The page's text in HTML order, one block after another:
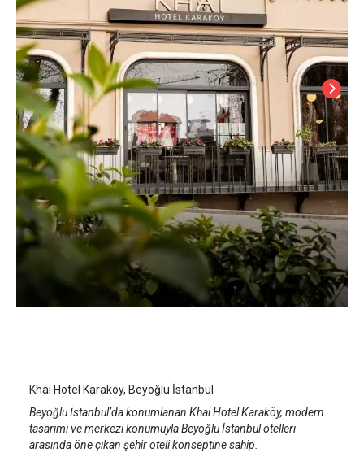
Khai Hotel Karaköy, Beyoğlu İstanbul
Beyoğlu İstanbul’da konumlanan Khai Hotel Karaköy, modern
tasarımı ve merkezi konumuyla Beyoğlu İstanbul otelleri
arasında öne çıkan şehir oteli konseptine sahip.